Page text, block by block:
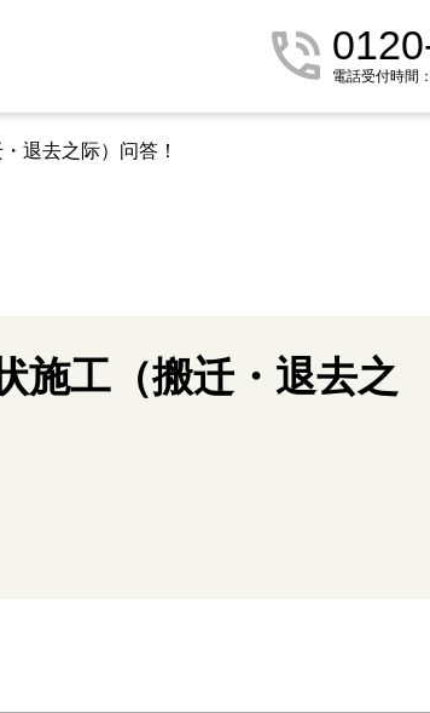
電話受付時間
退去之际）问答！
施工（搬迁・退去之